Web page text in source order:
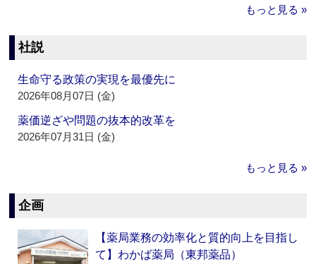
もっと見る »
社説
生命守る政策の実現を最優先に
2026年08月07日 (金)
薬価逆ざや問題の抜本的改革を
2026年07月31日 (金)
もっと見る »
企画
【薬局業務の効率化と質的向上を目指し
て】わかば薬局（東邦薬品）